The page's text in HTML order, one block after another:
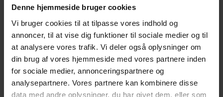
Denne hjemmeside bruger cookies
Vi bruger cookies til at tilpasse vores indhold og
annoncer, til at vise dig funktioner til sociale medier og til
at analysere vores trafik. Vi deler også oplysninger om
din brug af vores hjemmeside med vores partnere inden
for sociale medier, annonceringspartnere og
analysepartnere. Vores partnere kan kombinere disse
data med andre oplysninger, du har givet dem, eller som
18:30
3-retters sommermenu inklusiv 2 glas vin. Efter
middagen vil det være muligt at tilkøbe kaffe med
sødt og drinks. Der serveres samme menu
mandag/onsdag
20:00
Bål tændes i slotshaven med mulighed for at riste
skumfiduser